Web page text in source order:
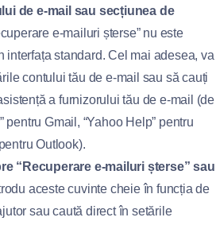
de e-mail sau secțiunea de
e-mailuri șterse” nu este
interfața standard. Cel mai adesea, va
contului tău de e-mail sau să cauți
a furnizorului tău de e-mail (de
pentru Gmail, “Yahoo Help” pentru
Outlook).
“Recuperare e-mailuri șterse” sau
aceste cuvinte cheie în funcția de
sau caută direct în setările